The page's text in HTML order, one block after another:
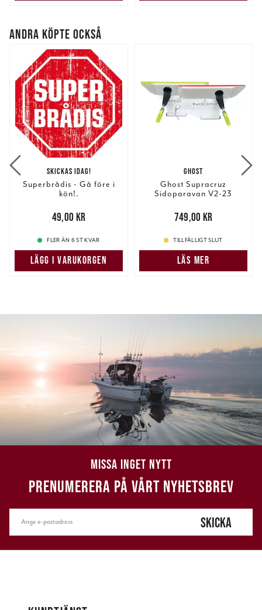
ANDRA KÖPTE OCKSÅ
SKICKAS IDAG!
Superbrådis - Gå före i
kön!.
49,00 kr
49,00 kr
FLER ÄN 6 ST KVAR
LÄGG I VARUKORGEN
GHOST
Ghost Supracruz
Sidoparavan V2-23
749,00 kr
749,00 kr
TILLFÄLLIGT SLUT
LÄS MER
MISSA INGET NYTT
PRENUMERERA PÅ VÅRT NYHETSBREV
SKICKA